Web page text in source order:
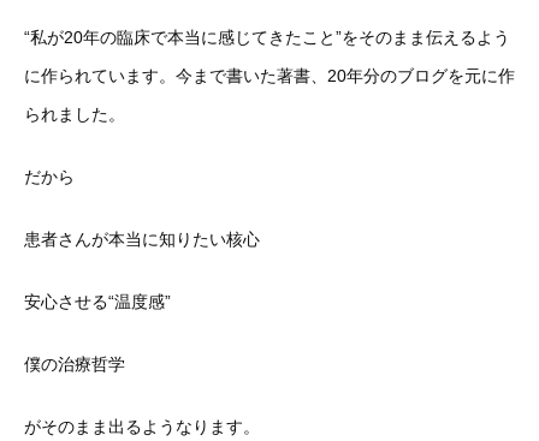
“私が20年の臨床で本当に感じてきたこと”をそのまま伝えるよう
に作られています。今まで書いた著書、20年分のブログを元に作
られました。
だから
患者さんが本当に知りたい核心
安心させる“温度感”
僕の治療哲学
がそのまま出るようなります。